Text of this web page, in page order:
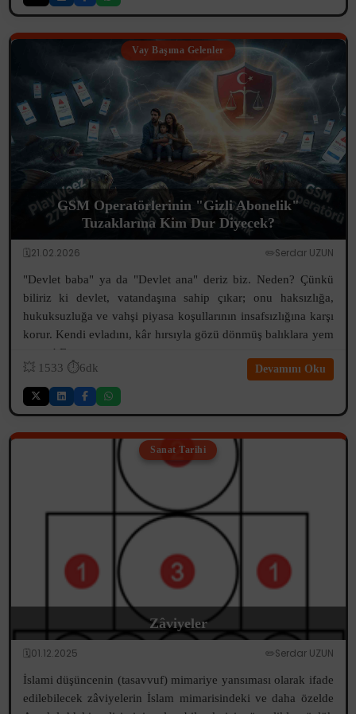
Vay Başıma Gelenler
GSM Operatörlerinin "Gizli Abonelik"
Tuzaklarına Kim Dur Diyecek?
🗓️21.02.2026 ✏️Serdar UZUN
"Devlet baba" ya da "Devlet ana" deriz biz. Neden? Çünkü
biliriz ki devlet, vatandaşına sahip çıkar; onu haksızlığa,
hukuksuzluğa ve vahşi piyasa koşullarının insafsızlığına karşı
korur. Kendi evladını, kâr hırsıyla gözü dönmüş balıklara yem
etmez! F...
💥 1533 ⏱️6dk Devamını Oku
Sanat Tarihi
Zâviyeler
🗓️01.12.2025 ✏️Serdar UZUN
İslami düşüncenin (tasavvuf) mimariye yansıması olarak ifade
edilebilecek zâviyelerin İslam mimarisindeki ve daha özelde